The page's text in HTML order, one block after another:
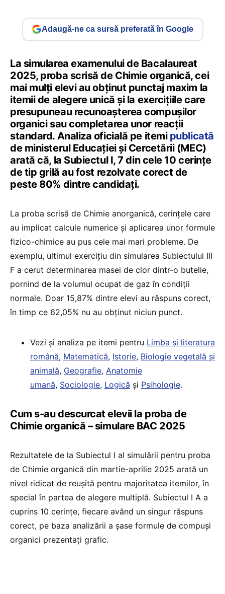
Adaugă-ne ca sursă preferată în Google
La simularea examenului de Bacalaureat
2025, proba scrisă de Chimie organică, cei
mai mulți elevi au obținut punctaj maxim la
itemii de alegere unică și la exercițiile care
presupuneau recunoașterea compușilor
organici sau completarea unor reacții
standard. Analiza oficială pe itemi publicată
de ministerul Educației și Cercetării (MEC)
arată că, la Subiectul I, 7 din cele 10 cerințe
de tip grilă au fost rezolvate corect de
peste 80% dintre candidați.
La proba scrisă de Chimie anorganică, cerințele care
au implicat calcule numerice și aplicarea unor formule
fizico-chimice au pus cele mai mari probleme. De
exemplu, ultimul exercițiu din simularea Subiectului III
F a cerut determinarea masei de clor dintr-o butelie,
pornind de la volumul ocupat de gaz în condiții
normale. Doar 15,87% dintre elevi au răspuns corect,
în timp ce 62,05% nu au obținut niciun punct.
Vezi și analiza pe itemi pentru Limba și literatura
română, Matematică, Istorie, Biologie vegetală și
animală, Geografie, Anatomie
umană, Sociologie, Logică și Psihologie.
Cum s-au descurcat elevii la proba de
Chimie organică – simulare BAC 2025
Rezultatele de la Subiectul I al simulării pentru proba
de Chimie organică din martie-aprilie 2025 arată un
nivel ridicat de reușită pentru majoritatea itemilor, în
special în partea de alegere multiplă. Subiectul I A a
cuprins 10 cerințe, fiecare având un singur răspuns
corect, pe baza analizării a șase formule de compuși
organici prezentați grafic.